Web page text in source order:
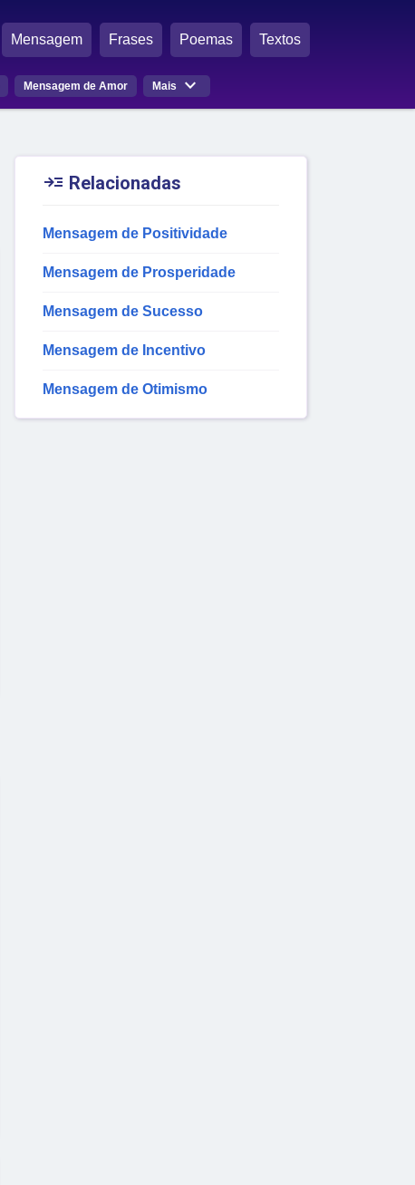
Mensagem Frases Poemas Textos
Mensagem de Amor Mais 
 Relacionadas
Mensagem de Positividade
Mensagem de Prosperidade
Mensagem de Sucesso
Mensagem de Incentivo
Mensagem de Otimismo